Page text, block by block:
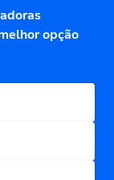
opção